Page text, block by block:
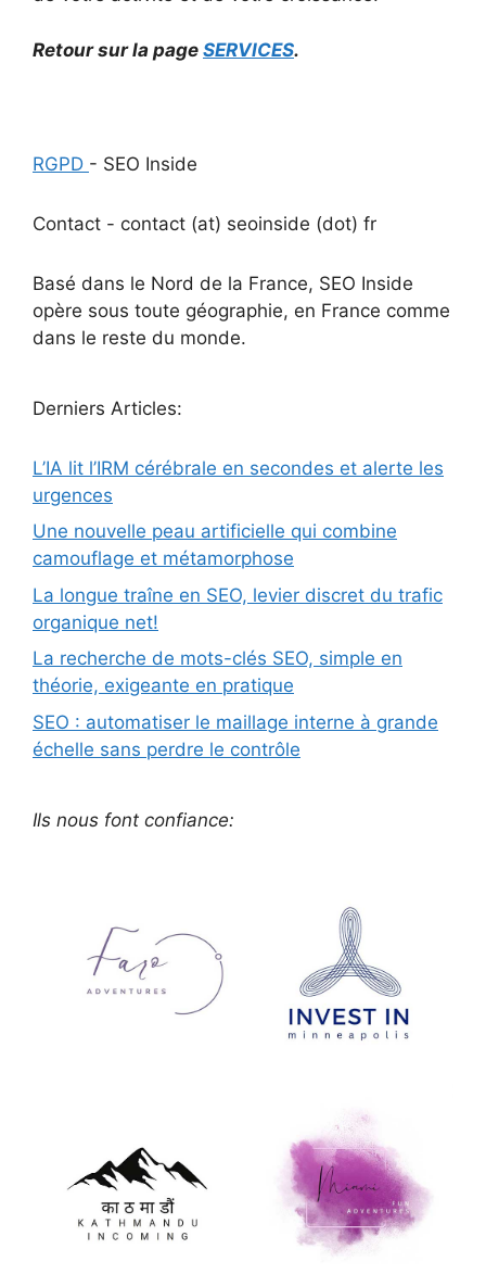
Retour sur la page SERVICES.
RGPD - SEO Inside
Contact - contact (at) seoinside (dot) fr
Basé dans le Nord de la France, SEO Inside
opère sous toute géographie, en France comme
dans le reste du monde.
Derniers Articles:
L’IA lit l’IRM cérébrale en secondes et alerte les
urgences
Une nouvelle peau artificielle qui combine
camouflage et métamorphose
La longue traîne en SEO, levier discret du trafic
organique net!
La recherche de mots-clés SEO, simple en
théorie, exigeante en pratique
SEO : automatiser le maillage interne à grande
échelle sans perdre le contrôle
Ils nous font confiance: